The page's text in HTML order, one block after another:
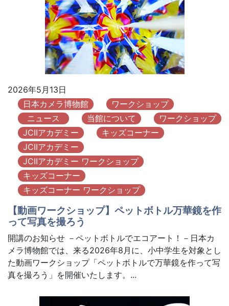
2026年5月13日
日本カメラ博物館
ワークショップ
ニュース
当館について
ワークショップ
JCIIアカデミー
キッズコーナー
JCIIアカデミー
JCIIアカデミー ワークショップ
キッズコーナー
キッズコーナー ワークショップ
【動画ワークショップ】ペットボトル万華鏡を作
って写真を撮ろう
開講のお知らせ －ペットボトルでエコアート！－日本カ
メラ博物館では、来る2026年8月に、小中学生を対象とし
た動画ワークショップ「ペットボトルで万華鏡を作って写
真を撮ろう」を開催いたします。...